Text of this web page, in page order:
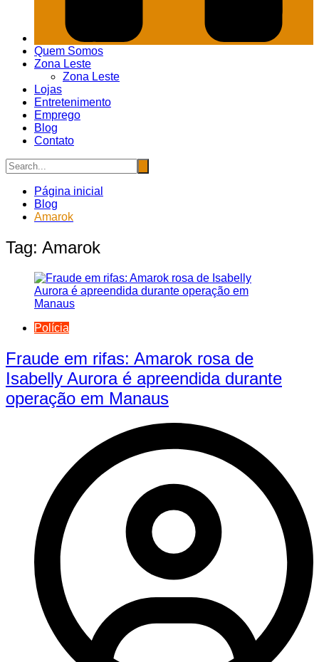
Quem Somos
Zona Leste
Zona Leste
Lojas
Entretenimento
Emprego
Blog
Contato
Página inicial
Blog
Amarok
Tag: Amarok
Polícia
Fraude em rifas: Amarok rosa de
Isabelly Aurora é apreendida durante
operação em Manaus